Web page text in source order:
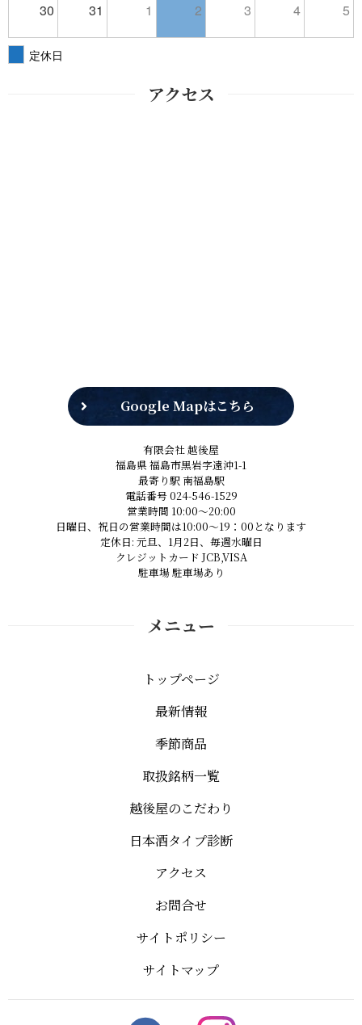
30 31 1 2 3 4 5
定休日
アクセス
Google Mapはこちら
有限会社 越後屋
福島県 福島市黒岩字遠沖1-1
最寄り駅 南福島駅
電話番号 024-546-1529
営業時間 10:00～20:00
日曜日、祝日の営業時間は10:00～19：00となります
定休日: 元旦、1月2日、毎週水曜日
クレジットカード JCB,VISA
駐車場 駐車場あり
メニュー
トップページ
最新情報
季節商品
取扱銘柄一覧
越後屋のこだわり
日本酒タイプ診断
アクセス
お問合せ
サイトポリシー
サイトマップ